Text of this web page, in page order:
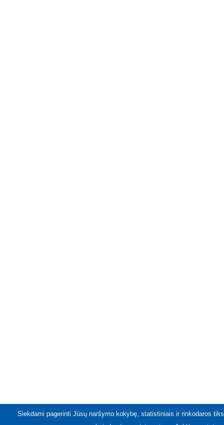
Siekdami pagerinti Jūsų naršymo kokybę, statistiniais ir rinkodaros